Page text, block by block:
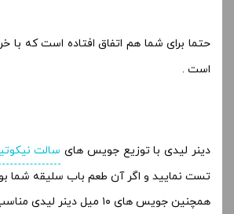
حتما برای شما هم اتفاق افتاده است که با
است .
دینر لیدی با توزیع جویس های سالت
تست نمایید و اگر آن طعم باب سلیقه شما
همچنین جویس های ۱۰ میل دینر لیدی مناسب افرادیست که به تست طعم های مختلف علاقه مند هستند و خرید جویس های حجم بالا برای این تنوع برایشان به صرفه نیست !